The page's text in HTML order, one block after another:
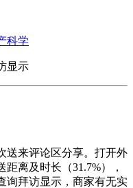
科学
显示
来评论区分享。打开外
离及时长（31.7%），
询拜访显示，商家有无实